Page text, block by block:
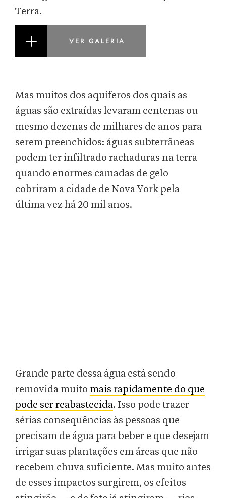
Terra.
VER GALERIA
Mas muitos dos aquíferos dos quais as
águas são extraídas levaram centenas ou
mesmo dezenas de milhares de anos para
serem preenchidos: águas subterrâneas
podem ter infiltrado rachaduras na terra
quando enormes camadas de gelo
cobriram a cidade de Nova York pela
última vez há 20 mil anos.
Grande parte dessa água está sendo
removida muito mais rapidamente do que
pode ser reabastecida. Isso pode trazer
sérias consequências às pessoas que
precisam de água para beber e que desejam
irrigar suas plantações em áreas que não
recebem chuva suficiente. Mas muito antes
de esses impactos surgirem, os efeitos